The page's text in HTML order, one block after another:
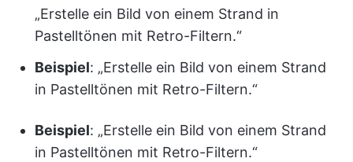
„Erstelle ein Bild von einem Strand in
Pastelltönen mit Retro-Filtern.“
Beispiel: „Erstelle ein Bild von einem Strand
in Pastelltönen mit Retro-Filtern.“
Beispiel: „Erstelle ein Bild von einem Strand
in Pastelltönen mit Retro-Filtern.“